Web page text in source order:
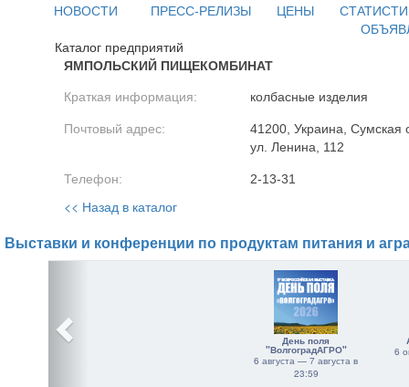
НОВОСТИ ПРЕСС-РЕЛИЗЫ ЦЕНЫ
Каталог предприятий
ЯМПОЛЬСКИЙ ПИЩЕКОМБИНАТ
Краткая информация: колбасные изделия
Почтовый адрес:
41200, Украина,
ул. Ленина, 112
Телефон: 2-13-31
<< Назад в каталог
Выставки и конференции по продуктам питания и
День поля
"ВолгоградАГРО"
6 августа — 7 августа в
23:59
6